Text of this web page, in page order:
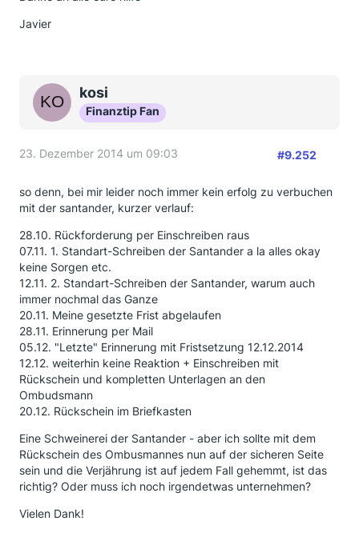
Javier
kosi
Finanztip Fan
23. Dezember 2014 um 09:03 #9.252
so denn, bei mir leider noch immer kein erfolg zu verbuchen
mit der santander, kurzer verlauf:
28.10. Rückforderung per Einschreiben raus
07.11. 1. Standart-Schreiben der Santander a la alles okay
keine Sorgen etc.
12.11. 2. Standart-Schreiben der Santander, warum auch
immer nochmal das Ganze
20.11. Meine gesetzte Frist abgelaufen
28.11. Erinnerung per Mail
05.12. "Letzte" Erinnerung mit Fristsetzung 12.12.2014
12.12. weiterhin keine Reaktion + Einschreiben mit
Rückschein und kompletten Unterlagen an den
Ombudsmann
20.12. Rückschein im Briefkasten
Eine Schweinerei der Santander - aber ich sollte mit dem
Rückschein des Ombusmannes nun auf der sicheren Seite
sein und die Verjährung ist auf jedem Fall gehemmt, ist das
richtig? Oder muss ich noch irgendetwas unternehmen?
Vielen Dank!